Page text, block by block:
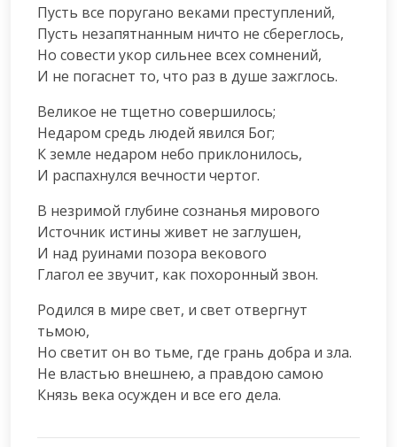
Пусть все поругано веками преступлений,
Пусть незапятнанным ничто не сбереглось,
Но совести укор сильнее всех сомнений,
И не погаснет то, что раз в душе зажглось.
Великое не тщетно совершилось;
Недаром средь людей явился Бог;
К земле недаром небо приклонилось,
И распахнулся вечности чертог.
В незримой глубине сознанья мирового
Источник истины живет не заглушен,
И над руинами позора векового
Глагол ее звучит, как похоронный звон.
Родился в мире свет, и свет отвергнут
тьмою,
Но светит он во тьме, где грань добра и зла.
Не властью внешнею, а правдою самою
Князь века осужден и все его дела.